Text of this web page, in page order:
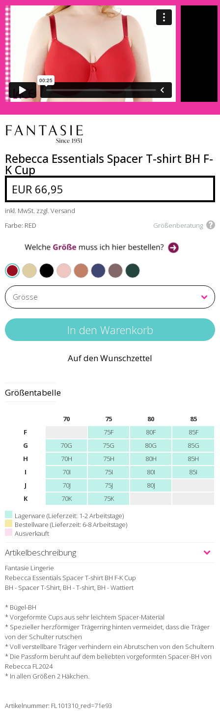
Rebecca Essentials Spacer T-shirt BH F-
K Cup
EUR 66,95
inkl. MwSt. zzgl. Versand
Farbe: RED
Größenberatung
Auf den Wunschzettel
Größentabelle
70 75 80
85
F
75F 80F
85F
G
70G 75G 80G
85G
H
70H 75H 80H
85H
I
70I 75I 80I
85I
J
70J 75J
80J
K
70K
75K
Lagerware (Lieferzeit: 1-2 Arbeitstage)
Bestellware (Lieferzeit: 6-8 Arbeitstage)
Ausverkauft
Artikelbeschreibung
Fantasie Lingerie
Rebecca Essentials Spacer T-shirt BH F-K Cup
BH - Spacer T-Shirt, BH - T-shirt, BH - Wattiert
* Bügel-BH
* Vorgeformte Cups aus sehr leichtem Spacer-Material
* Spezieller herzförmiger Trägerring hinten vermeidet, dass die Träger
von der Schulter rutschen
* Voll verstellbare Träger verhindern ein Abrutschen von den Schultern
* Die Passform beruht auf dem beliebten vorgeformten Spacer-BH von
Rebecca FL2024
* In allen Größen 2 Häkchen.
Artikelnummer: FL101310_red=71e93